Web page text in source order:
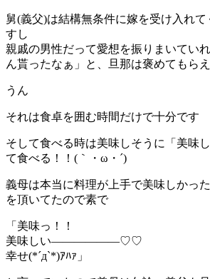
舅(義父)は結構無条件に嫁を受け入れて
すし
親戚の男性だって愛想を振りまいてい
ん貰ったなぁ」と、旦那は褒めてもら
うん
それは食卓を囲む時間だけで十分です
そして食べる時は美味しそうに「美味
て食べる！！(｀・ω・´)
義母は本当に料理が上手で美味しかっ
を頂いてたので素で
「美味っ！！
美味しい――――――♡♡
幸せ(*´д`*)ｱﾊｧ」